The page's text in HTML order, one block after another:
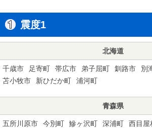
震度1
北海道
千歳市 足寄町 帯広市 弟子屈町 釧路市 別
苫小牧市
新ひだか町 浦河町
青森県
五所川原市 今別町 鰺ヶ沢町 深浦町 西目屋